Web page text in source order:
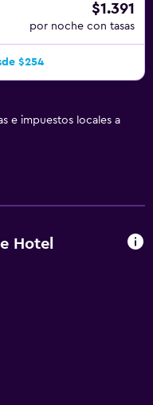
un recargo).$1.391
por noche con tasas
$254
e impuestos locales a
Hotel